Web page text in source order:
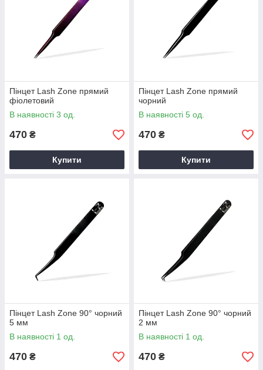
Пінцет Lash Zone прямий
фіолетовий
В наявності 3 од.
470 ₴
Купити
Пінцет Lash Zone прямий
чорний
В наявності 5 од.
470 ₴
Купити
Пінцет Lash Zone 90° чорний
5 мм
В наявності 1 од.
470 ₴
Пінцет Lash Zone 90° чорний
2 мм
В наявності 1 од.
470 ₴